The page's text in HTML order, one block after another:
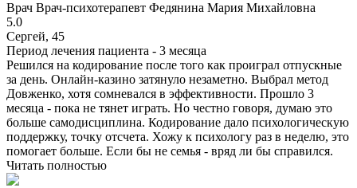
Врач Врач-психотерапевт Федянина Мария Михайловна
5.0
Сергей, 45
Период лечения пациента - 3 месяца
Решился на кодирование после того как проиграл отпускные
за день. Онлайн-казино затянуло незаметно. Выбрал метод
Довженко, хотя сомневался в эффективности. Прошло 3
месяца - пока не тянет играть. Но честно говоря, думаю это
больше самодисциплина. Кодирование дало психологическую
поддержку, точку отсчета. Хожу к психологу раз в неделю, это
помогает больше. Если бы не семья - вряд ли бы справился.
Читать полностью